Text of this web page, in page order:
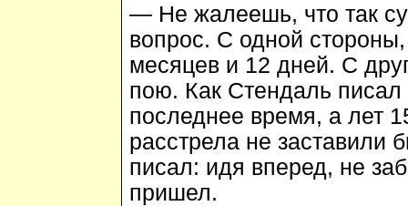
— Не жалеешь, что так
вопрос. С одной
месяцев и 12 дней. С
пою. Как Стендаль писал
последнее время, а лет
расстрела не заставили
писал: идя вперед, не
пришел.